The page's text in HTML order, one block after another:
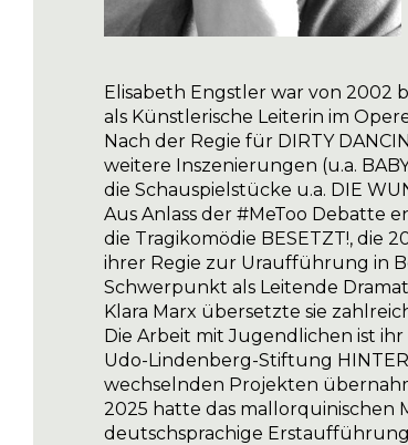
Elisabeth Engstler war von 2002
als Künstlerische Leiterin im
Nach der Regie für DIRTY
weitere Inszenierungen (u.a.
die Schauspielstücke u.a. DIE
Aus Anlass der #MeToo Debatte
die Tragikomödie BESETZT!, die
ihrer Regie zur Uraufführung in
Schwerpunkt als Leitende
Klara Marx übersetzte sie
Die Arbeit mit Jugendlichen ist
Udo-Lindenberg-Stiftung
wechselnden Projekten
2025 hatte das mallorquinischen
deutschsprachige